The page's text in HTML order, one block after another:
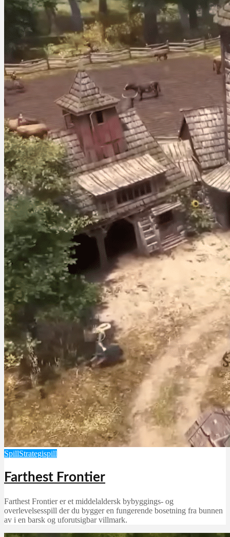
SpillStrategispill
Farthest Frontier
Farthest Frontier er et middelaldersk bybyggings- og
overlevelsesspill der du bygger en fungerende bosetning fra bunnen
av i en barsk og uforutsigbar villmark.